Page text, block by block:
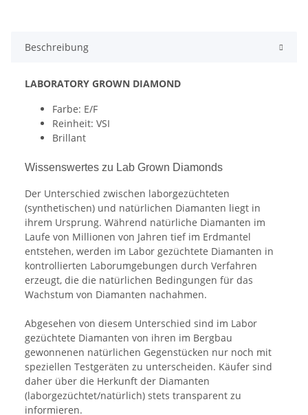
Beschreibung
LABORATORY GROWN DIAMOND
Farbe: E/F
Reinheit: VSI
Brillant
Wissenswertes zu Lab Grown Diamonds
Der Unterschied zwischen laborgezüchteten
(synthetischen) und natürlichen Diamanten liegt in
ihrem Ursprung. Während natürliche Diamanten im
Laufe von Millionen von Jahren tief im Erdmantel
entstehen, werden im Labor gezüchtete Diamanten in
kontrollierten Laborumgebungen durch Verfahren
erzeugt, die die natürlichen Bedingungen für das
Wachstum von Diamanten nachahmen.
Abgesehen von diesem Unterschied sind im Labor
gezüchtete Diamanten von ihren im Bergbau
gewonnenen natürlichen Gegenstücken nur noch mit
speziellen Testgeräten zu unterscheiden. Käufer sind
daher über die Herkunft der Diamanten
(laborgezüchtet/natürlich) stets transparent zu
informieren.